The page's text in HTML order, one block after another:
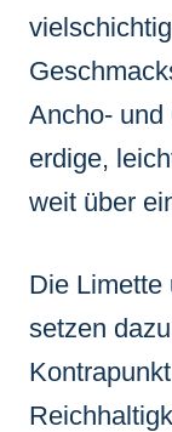
Ancho-
erdige,
weit über
Die Limette
setzen